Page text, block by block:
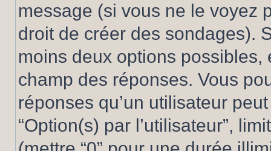
message (si vous ne le voyez
droit de créer des sondages).
moins deux options
champ des réponses. Vous
réponses qu’un utilisateur
“Option(s) par l’utilisateur”,